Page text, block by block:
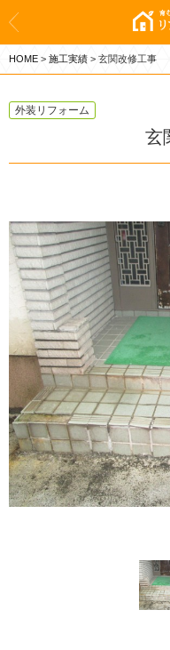
HOME > 施工実績 > 玄関改修工事
外装リフォーム
玄